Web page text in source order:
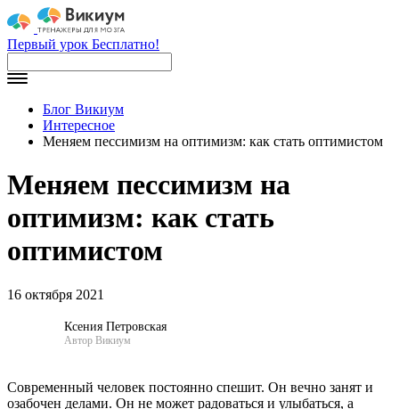
Первый урок Бесплатно!
Блог Викиум
Интересное
Меняем пессимизм на оптимизм: как стать оптимистом
Меняем пессимизм на
оптимизм: как стать
оптимистом
16 октября 2021
Ксения Петровская
Автор Викиум
Современный человек постоянно спешит. Он вечно занят и
озабочен делами. Он не может радоваться и улыбаться, а